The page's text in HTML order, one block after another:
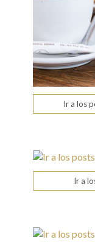
Ir a los
Ir a